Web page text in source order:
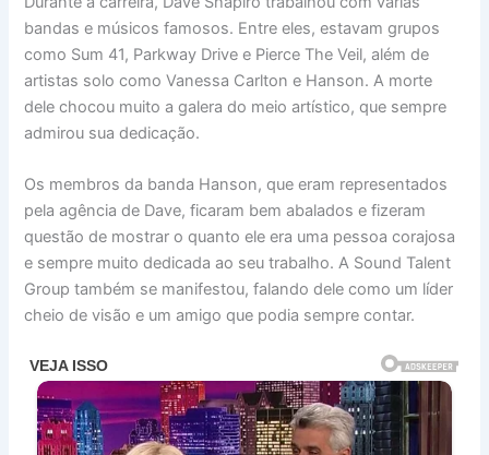
bandas e músicos famosos. Entre eles, estavam grupos
como Sum 41, Parkway Drive e Pierce The Veil, além de
artistas solo como Vanessa Carlton e Hanson. A morte
dele chocou muito a galera do meio artístico, que sempre
admirou sua dedicação.
Os membros da banda Hanson, que eram representados
pela agência de Dave, ficaram bem abalados e fizeram
questão de mostrar o quanto ele era uma pessoa corajosa
e sempre muito dedicada ao seu trabalho. A Sound Talent
Group também se manifestou, falando dele como um líder
cheio de visão e um amigo que podia sempre contar.